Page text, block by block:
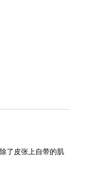
了皮张上自带的肌